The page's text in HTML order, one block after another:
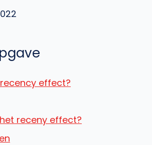
effect?
receny effect?